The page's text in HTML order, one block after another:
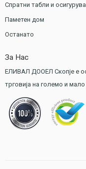
Спратни табли и
Паметен дом
Останато
За Нас
ЕЛИВАЛ ДООЕЛ Скопје е
трговија на големо и